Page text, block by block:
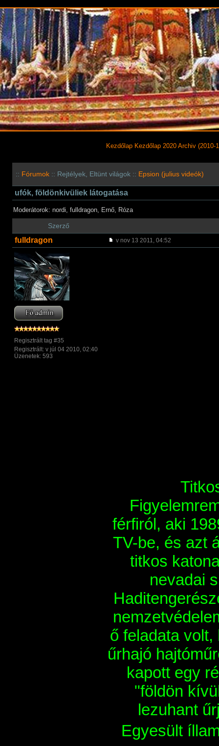
Kezdőlap Kezdőlap 2020 Archiv (2010-
:: Fórumok :: Rejtélyek, Eltünt világok :: Epsion (julius videók)
ufók, földönkivüliek látogatása
Moderátorok: nordi, fulldragon, Ernő, Róza
Szerző
fulldragon v nov 13 2011, 04:52
Regisztrált tag #35
Regisztrált: v júl 04 2010, 02:40
Üzenetek: 593
férfiról, aki
TV-be, és azt
titkos
nevadai
ő feladata
űrhajó
kapott egy
"földön
lezuhant
Egyesült